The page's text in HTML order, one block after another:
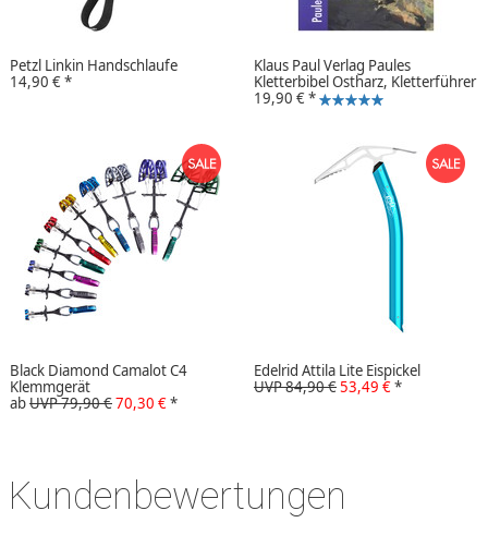
Petzl Linkin Handschlaufe
14,90 €*
Klaus Paul Verlag Paules
Kletterbibel Ostharz, Kletterführer
19,90 €*
Black Diamond Camalot C4
Klemmgerät
abUVP 79,90 €70,30 €*
Edelrid Attila Lite Eispickel
UVP 84,90 €53,49 €*
Kundenbewertungen